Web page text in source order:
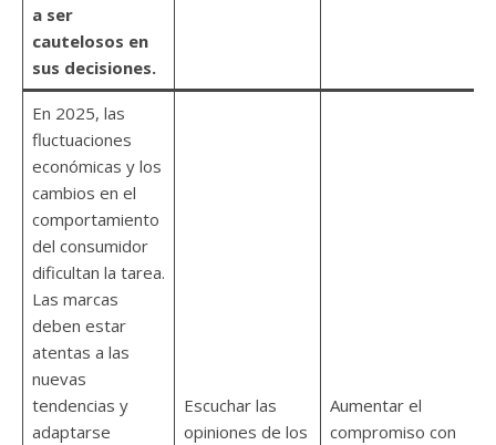
a ser
cautelosos en
sus decisiones.
En 2025, las
fluctuaciones
económicas y los
cambios en el
comportamiento
del consumidor
dificultan la tarea.
Las marcas
deben estar
atentas a las
nuevas
tendencias y
adaptarse
Escuchar las
opiniones de los
Aumentar el
compromiso con